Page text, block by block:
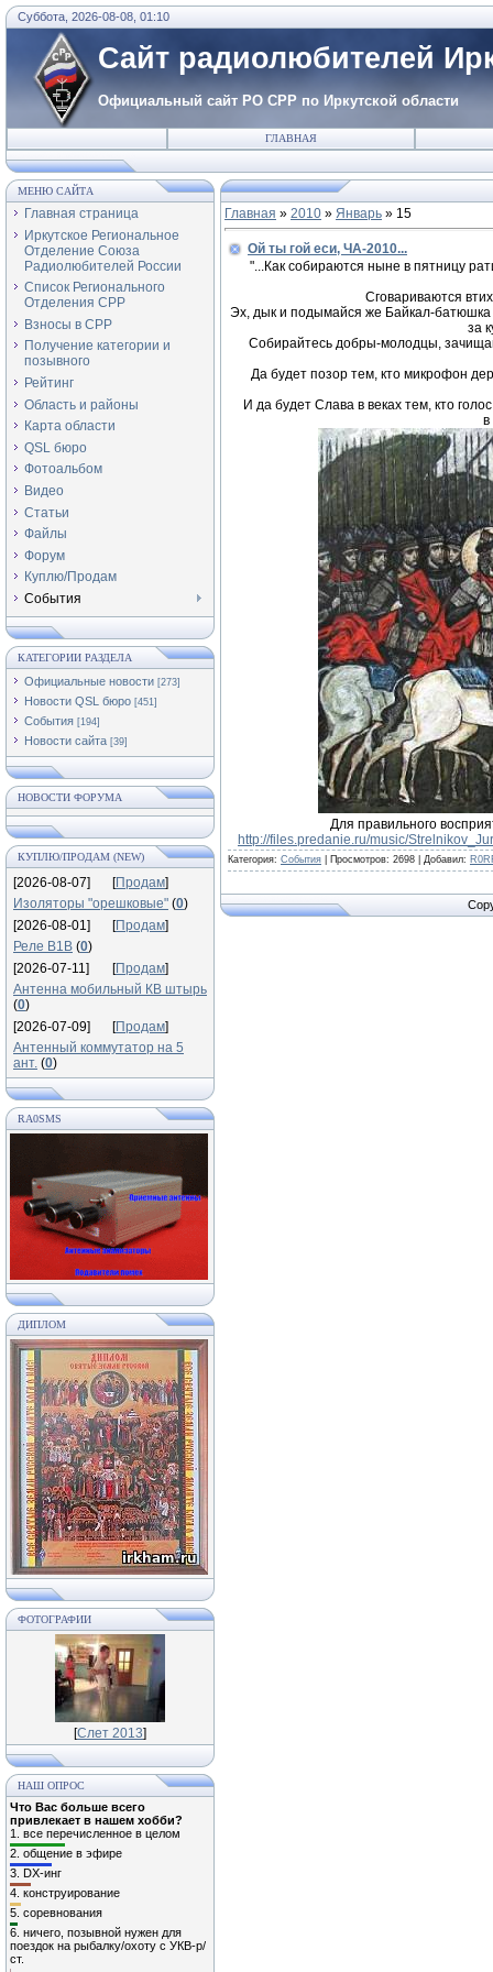
Суббота, 2026-08-08, 01:10
Сайт радиолюбителей
Официальный сайт РО СРР по Иркутской области
ГЛАВНАЯ
МЕНЮ САЙТА
Главная страница
Иркутское Региональное
Отделение Союза
Радиолюбителей России
Список Регионального
Отделения СРР
Взносы в СРР
Получение категории и
позывного
Рейтинг
Область и районы
Карта области
QSL бюро
Фотоальбом
Видео
Статьи
Файлы
Форум
Куплю/Продам
События
КАТЕГОРИИ РАЗДЕЛА
Официальные новости [273]
Новости QSL бюро [451]
События [194]
Новости сайта [39]
НОВОСТИ ФОРУМА
КУПЛЮ/ПРОДАМ (NEW)
[2026-08-07] [Продам]
Изоляторы "орешковые" (0)
[2026-08-01]
[Продам]
Реле В1В (0)
[2026-07-11]
[Продам]
Антенна мобильный КВ штырь
(0)
[2026-07-09]
[Продам]
Антенный коммутатор на 5
ант. (0)
RA0SMS
ДИПЛОМ
ФОТОГРАФИИ
[Слет 2013]
НАШ ОПРОС
Что Вас больше всего
привлекает в нашем хобби?
1. все перечисленное в целом
2. общение в эфире
3. DX-инг
4. конструирование
5. соревнования
6. ничего, позывной нужен для
поездок на рыбалку/охоту с УКВ-р/
ст.
Главная » 2010 » Январь » 15
Ой ты гой еси, ЧА-2010...
"...Как собираются ныне в пятницу
Сговариваются
Эх, дык и подымайся же Байкал-батюшка
за
Собирайтесь добры-молодцы,
Да будет позор тем, кто микрофон
И да будет Слава в веках тем, кто
в
Для правильного
http://files.predanie.ru/music/
Категория: События Просмотров: 2698 Добавил: